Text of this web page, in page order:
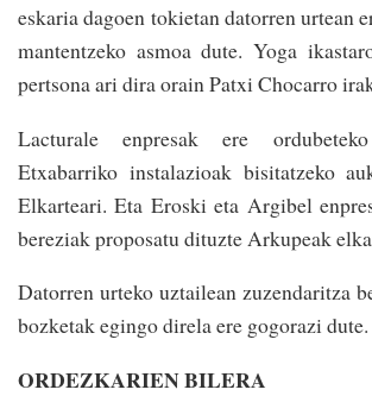
eskaria dagoen tokietan datorren urtean
mantentzeko asmoa dute. Yoga
pertsona ari dira orain Patxi Chocarro
Lacturale enpresak ere
Etxabarriko ins­talazioak bisitatzeko
Elkarteari. Eta Eroski eta Argibel
bereziak proposatu dituzte Arkupeak
Datorren urteko uztailean zuzendaritza
bozketak egingo direla ere gogorazi dute.
ORDEZKARIEN BILERA